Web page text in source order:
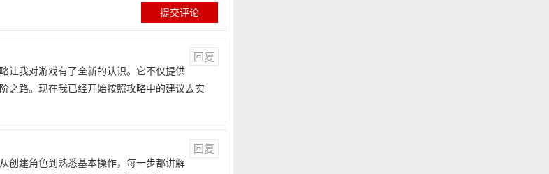
回复
让我对游戏有了全新的认识。它不仅提供
之路。现在我已经开始按照攻略中的建议去实
回复
创建角色到熟悉基本操作，每一步都讲解